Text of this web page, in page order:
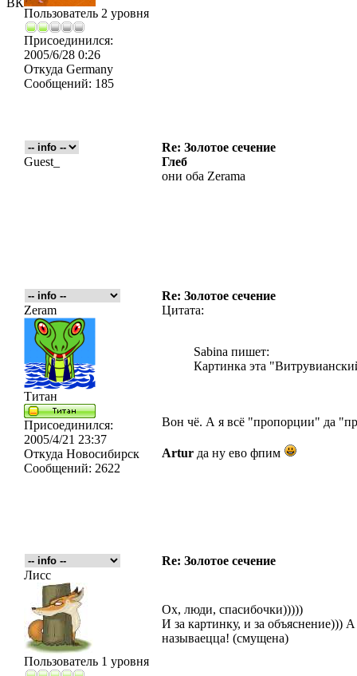
ВК
Пользователь 2 уровня
Присоединился:
2005/6/28 0:26
Откуда Germany
Сообщений: 185
Re: Золотое сечение
Guest_
Глеб
они оба Zerama
Re: Золотое сечение
Zeram
Титан
Присоединился:
2005/4/21 23:37
Откуда Новосибирск
Сообщений: 2622
Цитата:
Sabina пишет:
Картинка эта
Вон чё. А я всё "пропорции" да
Artur да ну ево фпим
Re: Золотое сечение
Лисс
Пользователь 1 уровня
Ох, люди, спасибочки)))))
И за картинку, и за объяснение)))
называецца! (смущена)